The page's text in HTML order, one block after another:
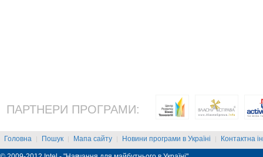
ПАРТНЕРИ ПРОГРАМИ:
Головна | Пошук | Мапа сайту | Новини програми в Україні | Контактна